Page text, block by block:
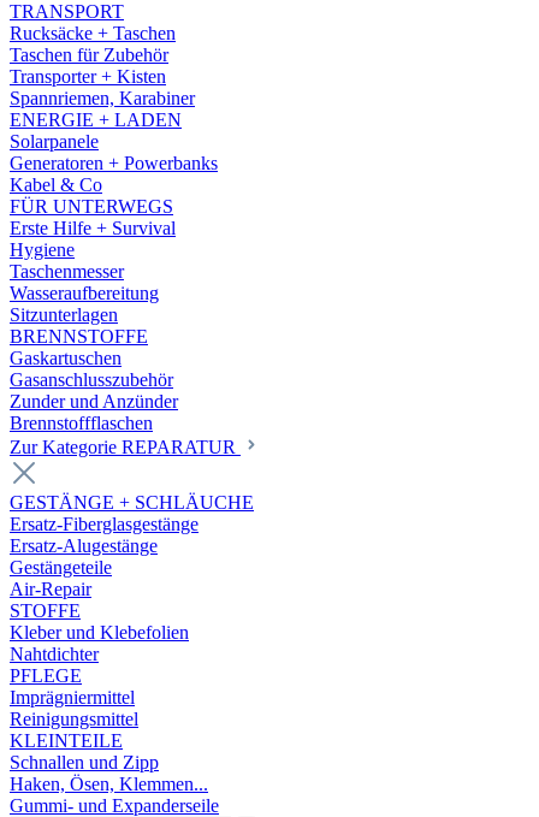
TRANSPORT
Rucksäcke + Taschen
Taschen für Zubehör
Transporter + Kisten
Spannriemen, Karabiner
ENERGIE + LADEN
Solarpanele
Generatoren + Powerbanks
Kabel & Co
FÜR UNTERWEGS
Erste Hilfe + Survival
Hygiene
Taschenmesser
Wasseraufbereitung
Sitzunterlagen
BRENNSTOFFE
Gaskartuschen
Gasanschlusszubehör
Zunder und Anzünder
Brennstoffflaschen
Zur Kategorie REPARATUR
GESTÄNGE + SCHLÄUCHE
Ersatz-Fiberglasgestänge
Ersatz-Alugestänge
Gestängeteile
Air-Repair
STOFFE
Kleber und Klebefolien
Nahtdichter
PFLEGE
Imprägniermittel
Reinigungsmittel
KLEINTEILE
Schnallen und Zipp
Haken, Ösen, Klemmen...
Gummi- und Expanderseile